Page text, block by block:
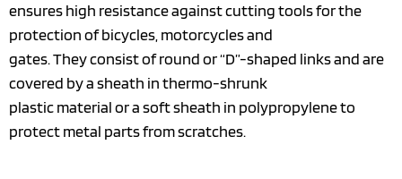
ensures high resistance against cutting tools for the
protection of bicycles, motorcycles and
gates. They consist of round or “D”-shaped links and are
covered by a sheath in thermo-shrunk
plastic material or a soft sheath in polypropylene to
protect metal parts from scratches.